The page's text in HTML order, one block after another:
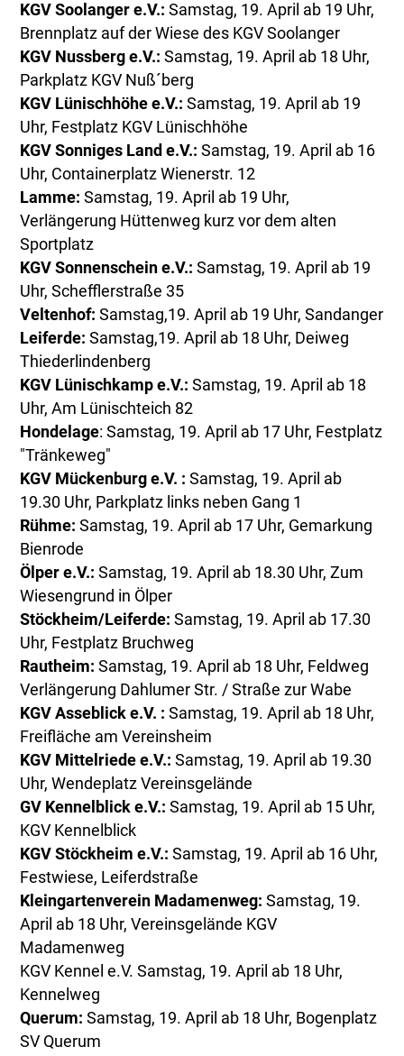
KGV Soolanger e.V.:Samstag, 19. April ab 19 Uhr,
Brennplatz auf der Wiese des KGV Soolanger
KGV Nussberg e.V.:Samstag, 19. April ab 18 Uhr,
Parkplatz KGV Nuß´berg
KGV Lünischhöhe e.V.:Samstag, 19. April ab 19
Uhr, Festplatz KGV Lünischhöhe
KGV Sonniges Land e.V.:Samstag, 19. April ab 16
Uhr, Containerplatz Wienerstr. 12
Lamme:Samstag, 19. April ab 19 Uhr,
Verlängerung Hüttenweg kurz vor dem alten
Sportplatz
KGV Sonnenschein e.V.: Samstag, 19. April ab 19
Uhr, Schefflerstraße 35
Veltenhof: Samstag,19. April ab 19 Uhr, Sandanger
Leiferde: Samstag,19. April ab 18 Uhr, Deiweg
Thiederlindenberg
KGV Lünischkamp e.V.: Samstag, 19. April ab 18
Uhr, Am Lünischteich 82
Hondelage: Samstag, 19. April ab 17 Uhr, Festplatz
"Tränkeweg"
KGV Mückenburg e.V. :Samstag, 19. April ab
19.30 Uhr, Parkplatz links neben Gang 1
Rühme:Samstag, 19. April ab 17 Uhr, Gemarkung
Bienrode
Ölper e.V.: Samstag, 19. April ab 18.30 Uhr, Zum
Wiesengrund in Ölper
Stöckheim/Leiferde:Samstag, 19. April ab 17.30
Uhr, Festplatz Bruchweg
Rautheim:Samstag, 19. April ab 18 Uhr, Feldweg
Verlängerung Dahlumer Str. / Straße zur Wabe
KGV Asseblick e.V. : Samstag, 19. April ab 18 Uhr,
Freifläche am Vereinsheim
KGV Mittelriede e.V.: Samstag, 19. April ab 19.30
Uhr, Wendeplatz Vereinsgelände
GV Kennelblick e.V.: Samstag, 19. April ab 15 Uhr,
KGV Kennelblick
KGV Stöckheim e.V.: Samstag, 19. April ab 16 Uhr,
Festwiese, Leiferdstraße
Kleingartenverein Madamenweg: Samstag, 19.
April ab 18 Uhr, Vereinsgelände KGV
Madamenweg
KGV Kennel e.V. Samstag, 19. April ab 18 Uhr,
Kennelweg
Querum: Samstag, 19. April ab 18 Uhr, Bogenplatz
SV Querum